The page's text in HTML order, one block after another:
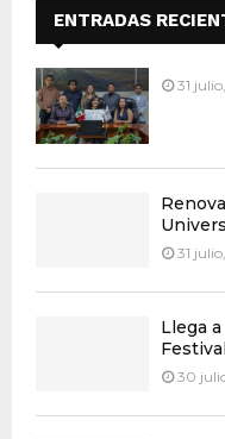
ENTRADAS
31
31
Llega
30